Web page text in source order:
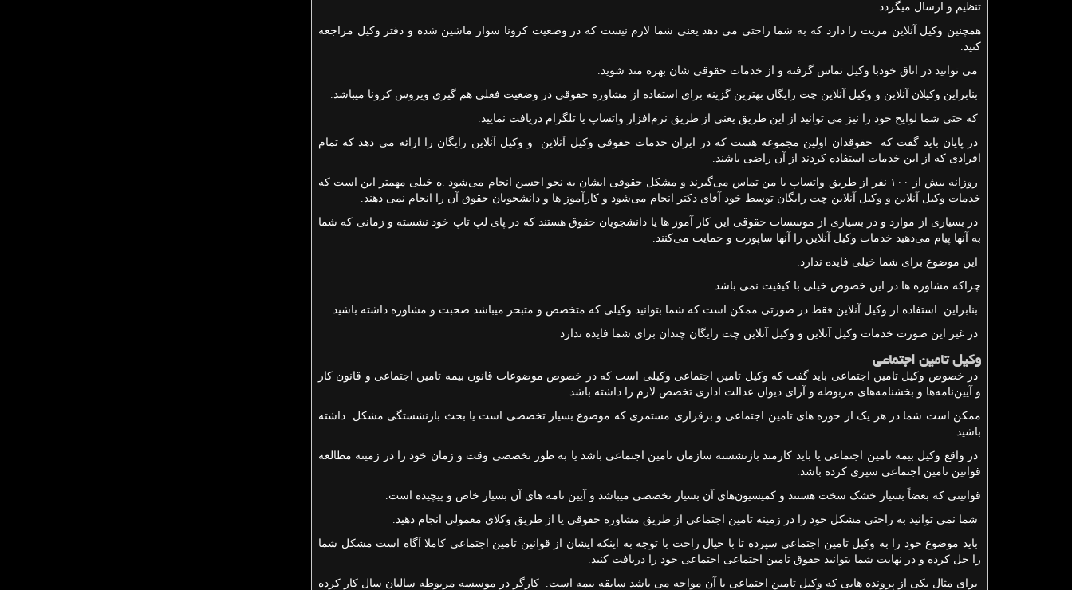
تنظیم و ارسال میگردد.
همچنین وکیل آنلاین مزیت را دارد که به شما راحتی می دهد یعنی شما لازم نیست که در وضعیت کرونا سوار ماشین شده و دفتر وکیل مراجعه
کنید.
می توانید در اتاق خودبا وکیل تماس گرفته و از خدمات حقوقی شان بهره مند شوید.
بنابراین وکیلان آنلاین و وکیل آنلاین چت رایگان بهترین گزینه برای استفاده از مشاوره حقوقی در وضعیت فعلی هم گیری ویروس کرونا میباشد.
که حتی شما لوایح خود را نیز می توانید از این طریق یعنی از طریق نرم‌افزار واتساپ یا تلگرام دریافت نمایید.
در پایان باید گفت که حقوقدان اولین مجموعه هست که در ایران خدمات حقوقی وکیل آنلاین و وکیل آنلاین رایگان را ارائه می دهد که تمام
افرادی که از این خدمات استفاده کردند از آن راضی باشند.
روزانه بیش از ۱۰۰ نفر از طریق واتساپ با من تماس می‌گیرند و مشکل حقوقی ایشان به نحو احسن انجام می‌شود .ه خیلی مهمتر این است که
خدمات وکیل آنلاین و وکیل آنلاین چت رایگان توسط خود آقای دکتر انجام می‌شود و کارآموز ها و دانشجویان حقوق آن را انجام نمی دهند.
در بسیاری از موارد و در بسیاری از موسسات حقوقی این کار آموز ها یا دانشجویان حقوق هستند که در پای لپ تاپ خود نشسته و زمانی که شما
به آنها پیام می‌دهید خدمات وکیل آنلاین را آنها ساپورت و حمایت می‌کنند.
این موضوع برای شما خیلی فایده ندارد.
چراکه مشاوره ها در این خصوص خیلی با کیفیت نمی باشد.
بنابراین استفاده از وکیل آنلاین فقط در صورتی ممکن است که شما بتوانید وکیلی که متخصص و متبحر میباشد صحبت و مشاوره داشته باشید.
در غیر این صورت خدمات وکیل آنلاین و وکیل آنلاین چت رایگان چندان برای شما فایده ندارد‌
وکیل تامین اجتماعی
در خصوص وکیل تامین اجتماعی باید گفت که وکیل تامین اجتماعی وکیلی است که در خصوص موضوعات قانون بیمه تامین اجتماعی و قانون کار
و آیین‌نامه‌ها و بخشنامه‌های مربوطه و آرای دیوان عدالت اداری تخصص لازم را داشته باشد.
ممکن است شما در هر یک از حوزه های تامین اجتماعی و برقراری مستمری که موضوع بسیار تخصصی است یا بحث بازنشستگی مشکل داشته
باشید.
در واقع وکیل بیمه تامین اجتماعی یا باید کارمند بازنشسته سازمان تامین اجتماعی باشد یا به طور تخصصی وقت و زمان خود را در زمینه مطالعه
قوانین تامین اجتماعی سپری کرده باشد.
قوانینی که بعضاً بسیار خشک سخت هستند و کمیسیون‌های آن بسیار تخصصی میباشد و آیین نامه های آن بسیار خاص و پیچیده است.
شما نمی توانید به راحتی مشکل خود را در زمینه تامین اجتماعی از طریق مشاوره حقوقی یا از طریق وکلای معمولی انجام دهید.
باید موضوع خود را به وکیل تامین اجتماعی سپرده تا با خیال راحت با توجه به اینکه ایشان از قوانین تامین اجتماعی کاملا آگاه است مشکل شما
را حل کرده و در نهایت شما بتوانید حقوق تامین اجتماعی اجتماعی خود را دریافت کنید.
برای مثال یکی از پرونده هایی که وکیل تامین اجتماعی با آن مواجه می باشد سابقه بیمه است. کارگر در موسسه مربوطه سالیان سال کار کرده